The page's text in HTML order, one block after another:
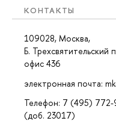
КОНТАКТЫ
109028, Москва,
Б. Трехсвятительский
офис 436
электронная почта:
Телефон: 7 (495)
(доб. 23017)